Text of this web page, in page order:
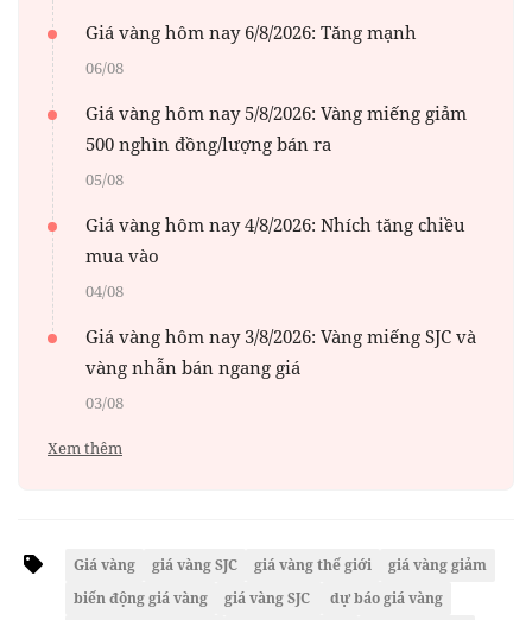
Giá vàng hôm nay 6/8/2026: Tăng mạnh
06/08
Giá vàng hôm nay 5/8/2026: Vàng miếng giảm
500 nghìn đồng/lượng bán ra
05/08
Giá vàng hôm nay 4/8/2026: Nhích tăng chiều
mua vào
04/08
Giá vàng hôm nay 3/8/2026: Vàng miếng SJC và
vàng nhẫn bán ngang giá
03/08
Xem thêm
Giá vàng giá vàng SJC giá vàng thế giới
giá vàng giảm
biến động giá vàng
giá vàng SJC
dự báo giá vàng